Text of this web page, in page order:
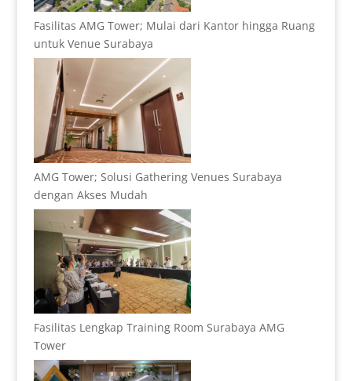
Fasilitas AMG Tower; Mulai dari Kantor hingga Ruang
untuk Venue Surabaya
AMG Tower; Solusi Gathering Venues Surabaya
dengan Akses Mudah
Fasilitas Lengkap Training Room Surabaya AMG
Tower